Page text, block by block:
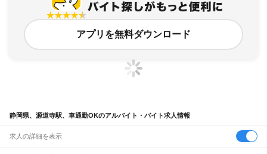
アプリを無料ダウンロード
静岡県、源道寺駅、車通勤OKのアルバイト・バイト求人情報
求人の詳細を表示